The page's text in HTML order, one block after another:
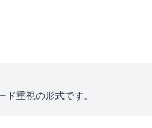
重視の形式です。